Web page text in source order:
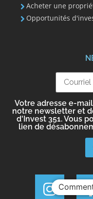
Acheter une
Opportunités
Votre adresse e-
notre newsletter et
d'Invest 351. Vous
lien de